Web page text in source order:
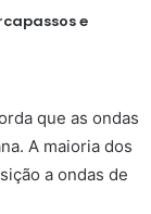
e
que as ondas
A maioria dos
a ondas de